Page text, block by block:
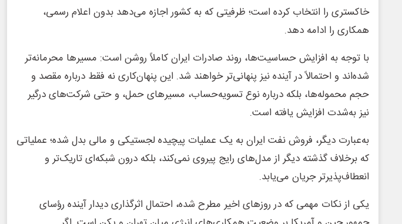
خاکستری را انتخاب کرده است؛ ظرفیتی که به کشور اجازه می‌دهد بدون اعلام رسمی،
همکاری را ادامه دهد.
با توجه به افزایش حساسیت‌ها، روند صادرات ایران کاملاً روشن است: مسیرها محرمانه‌تر
شده‌اند و احتمالاً در آینده نیز پنهانی‌تر خواهند شد. این پنهان‌کاری نه فقط درباره مقصد و
حجم محموله‌ها، بلکه درباره نوع تسویه‌حساب، مسیرهای حمل، و حتی شرکت‌های درگیر
نیز به‌شدت افزایش یافته است.
به‌عبارت دیگر، فروش نفت ایران به یک عملیات پیچیده لجستیکی و مالی بدل شده؛ عملیاتی
که برخلاف گذشته دیگر از مدل‌های رایج پیروی نمی‌کند، بلکه درون شبکه‌ای تاریک‌تر و
انعطاف‌پذیرتر جریان می‌یابد.
یکی از نکات مهمی که در روزهای اخیر مطرح شده، احتمال اثرگذاری دیدار آینده رؤسای